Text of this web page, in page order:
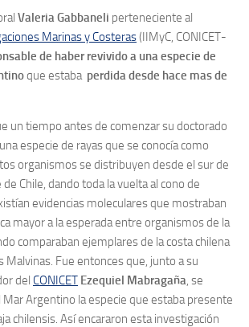
Valeria Gabbaneli perteneciente al
Marinas y Costeras(IIMyC, CONICET-
de haber revivido a una especie de
que estaba perdida desde hace mas de
un tiempo antes de comenzar su doctorado
especie de rayas que se conocía como
organismos se distribuyen desde el sur de
Chile, dando toda la vuelta al cono de
evidencias moleculares que mostraban
mayor a la esperada entre organismos de la
comparaban ejemplares de la costa chilena
Malvinas. Fue entonces que, junto a su
del CONICET Ezequiel Mabragaña , se
Argentino la especie que estaba presente
chilensis. Así encararon esta investigación